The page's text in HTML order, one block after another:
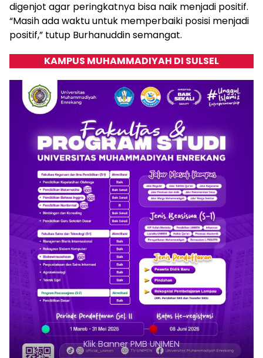
digenjot agar peringkatnya bisa naik menjadi positif.
“Masih ada waktu untuk memperbaiki posisi menjadi
positif,” tutup Burhanuddin semangat.
KAMPUS MUHAMMADIYAH DI SULSEL
Klik Banner PMB UNIMEN